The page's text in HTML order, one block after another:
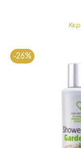
-26%